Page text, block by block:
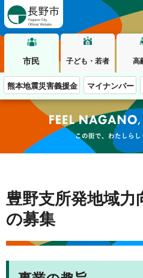
市民 子ども・若者 高
熊本地震災害義援金 マイナンバー
この街で、わたしら
豊野支所発地域力
の募集